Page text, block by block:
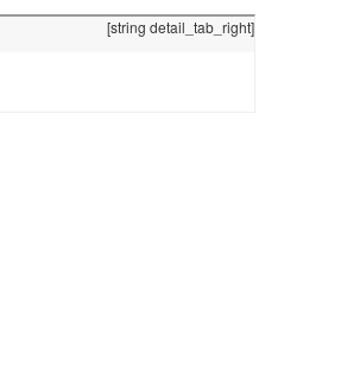
[string detail_tab_right]